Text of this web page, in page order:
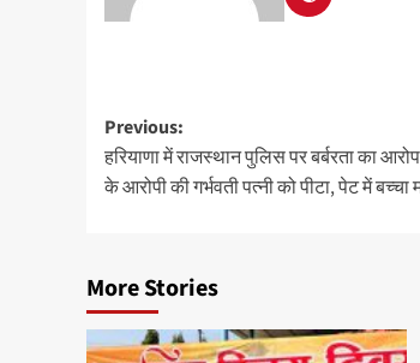
Previous:
हरियाणा में राजस्थान पुलिस पर बर्बरता का
के आरोपी की गर्भवती पत्नी को पीटा, पेट में बच्चा
More Stories